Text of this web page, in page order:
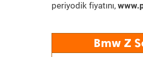
periyodik fiyatını,
Bmw Z